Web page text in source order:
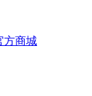
方商城